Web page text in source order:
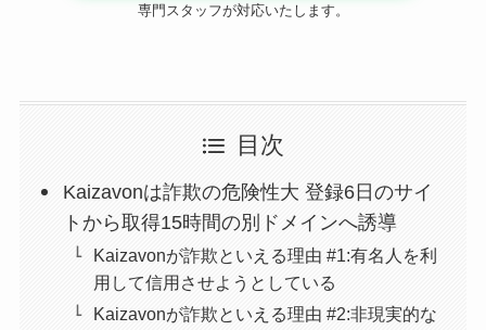
専門スタッフが対応いたします。
目次
Kaizavonは詐欺の危険性大 登録6日のサイ
トから取得15時間の別ドメインへ誘導
Kaizavonが詐欺といえる理由 #1:有名人を利
用して信用させようとしている
Kaizavonが詐欺といえる理由 #2:非現実的な